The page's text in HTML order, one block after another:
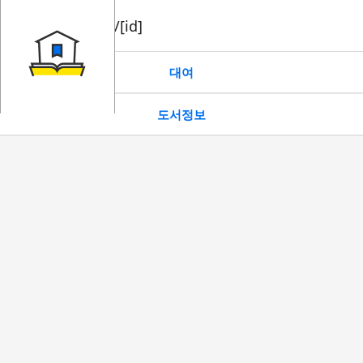
book/rent/[id]
대여
도서정보